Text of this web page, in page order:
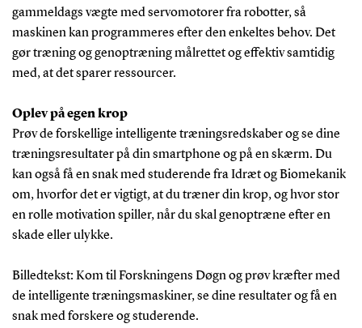
gammeldags vægte med servomotorer fra robotter, så
maskinen kan programmeres efter den enkeltes behov. Det
gør træning og genoptræning målrettet og effektiv samtidig
med, at det sparer ressourcer.
Oplev på egen krop
Prøv de forskellige intelligente træningsredskaber og se dine
træningsresultater på din smartphone og på en skærm. Du
kan også få en snak med studerende fra Idræt og Biomekanik
om, hvorfor det er vigtigt, at du træner din krop, og hvor stor
en rolle motivation spiller, når du skal genoptræne efter en
skade eller ulykke.
Billedtekst: Kom til Forskningens Døgn og prøv kræfter med
de intelligente træningsmaskiner, se dine resultater og få en
snak med forskere og studerende.